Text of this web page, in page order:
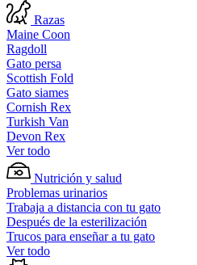
Razas
Maine Coon
Ragdoll
Gato persa
Scottish Fold
Gato siames
Cornish Rex
Turkish Van
Devon Rex
Ver todo
Nutrición y salud
Problemas urinarios
Trabaja a distancia con tu gato
Después de la esterilización
Trucos para enseñar a tu gato
Ver todo